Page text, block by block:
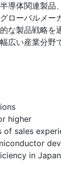
導体関連製品
ローバルメー
な製品戦略を
広い産業分野
higher
of sales
in